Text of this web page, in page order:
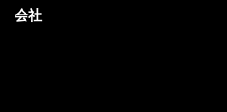
会社